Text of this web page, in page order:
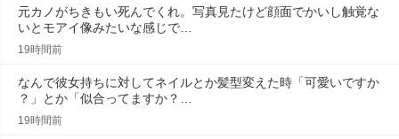
元カノがちきもい死んでくれ。写真見たけど顔面でかいし触覚な
いとモアイ像みたいな感じで…
19時間前
なんで彼女持ちに対してネイルとか髪型変えた時「可愛いですか
？」とか「似合ってますか？…
19時間前